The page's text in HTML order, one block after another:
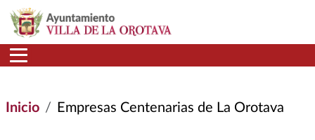
Pasar al contenido principal
Inicio Empresas Centenarias de La Orotava